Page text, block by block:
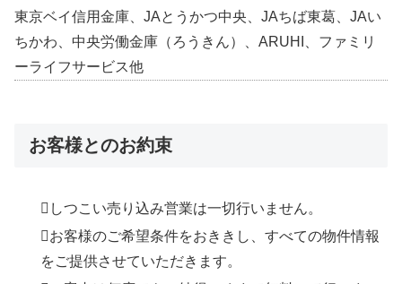
東京ベイ信用金庫、JAとうかつ中央、JAちば東葛、JAい
ちかわ、中央労働金庫（ろうきん）、ARUHI、ファミリ
ーライフサービス他
お客様とのお約束
しつこい売り込み営業は一切行いません。
お客様のご希望条件をおききし、すべての物件情報
をご提供させていただきます。